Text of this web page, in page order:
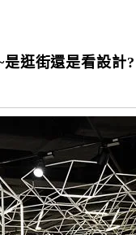
逛街還是看設計?